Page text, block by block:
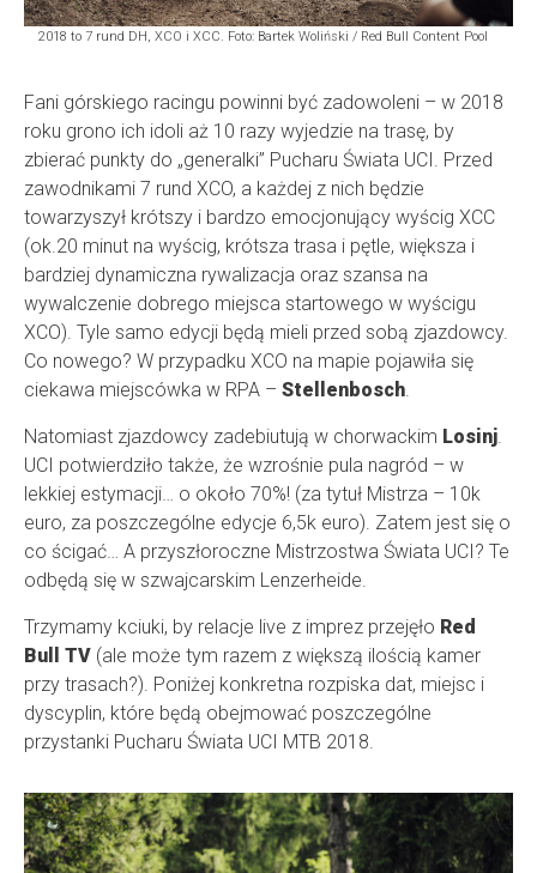
2018 to 7 rund DH, XCO i XCC. Foto: Bartek Woliński / Red Bull Content Pool
Fani górskiego racingu powinni być zadowoleni – w 2018
roku grono ich idoli aż 10 razy wyjedzie na trasę, by
zbierać punkty do „generalki” Pucharu Świata UCI. Przed
zawodnikami 7 rund XCO, a każdej z nich będzie
towarzyszył krótszy i bardzo emocjonujący wyścig XCC
(ok.20 minut na wyścig, krótsza trasa i pętle, większa i
bardziej dynamiczna rywalizacja oraz szansa na
wywalczenie dobrego miejsca startowego w wyścigu
XCO). Tyle samo edycji będą mieli przed sobą zjazdowcy.
Co nowego? W przypadku XCO na mapie pojawiła się
ciekawa miejscówka w RPA – Stellenbosch.
Natomiast zjazdowcy zadebiutują w chorwackim Losinj.
UCI potwierdziło także, że wzrośnie pula nagród – w
lekkiej estymacji… o około 70%! (za tytuł Mistrza – 10k
euro, za poszczególne edycje 6,5k euro). Zatem jest się o
co ścigać… A przyszłoroczne Mistrzostwa Świata UCI? Te
odbędą się w szwajcarskim Lenzerheide.
Trzymamy kciuki, by relacje live z imprez przejęło Red
Bull TV (ale może tym razem z większą ilością kamer
przy trasach?). Poniżej konkretna rozpiska dat, miejsc i
dyscyplin, które będą obejmować poszczególne
przystanki Pucharu Świata UCI MTB 2018.